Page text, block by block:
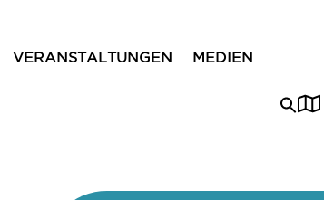
VERANSTALTUNGEN MEDIEN